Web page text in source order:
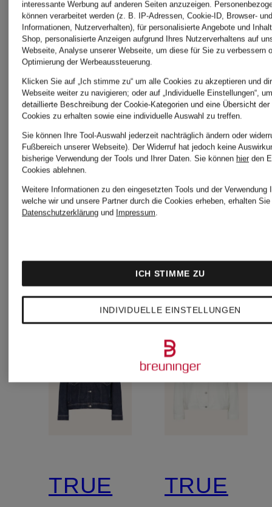
Flared
Jeans
HALLE
CHF 239
Ursprünglich:
CHF 319
7/8-
Jeans
HOPE
CHF
TRUE
TRUE
interessante Werbung auf anderen Seiten anzuzeigen.
können verarbeitet werden (z. B. IP-Adressen, Cookie-ID, Browser-
Informationen, Nutzerverhalten), für personalisierte Angebote und
Shop, personalisierte Anzeigen aufgrund Ihres Nutzerverhaltens auf
Webseite, Analyse unserer Webseite, um diese für Sie zu verbessern
Optimierung der Werbeaussteuerung.
Klicken Sie auf „Ich stimme zu“ um alle Cookies zu akzeptieren und
Webseite weiter zu navigieren; oder auf „Individuelle Einstellungen“,
detaillierte Beschreibung der Cookie-Kategorien und eine Übersicht
Cookies zu erhalten sowie eine individuelle Auswahl zu treffen.
Sie können Ihre Tool-Auswahl jederzeit nachträglich ändern oder
Fußbereich unserer Webseite). Der Widerruf hat jedoch keine
bisherige Verwendung der Tools und Ihrer Daten. Sie können hier den
Cookies ablehnen.
Weitere Informationen zu den eingesetzten Tools und der Verwendung
welche wir und unsere Partner durch die Cookies erheben, erhalten
Datenschutzerklärung und Impressum.
INDIVIDUELLE EINSTELLUNGEN
ICH STIMME ZU